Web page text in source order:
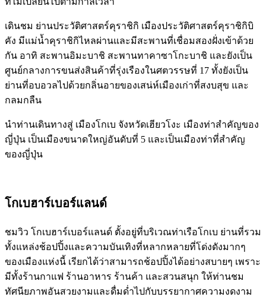
เดินชม ย่านประวัติศาสตร์คุราชิกิ เมืองประวัติศาสตร์คุราชิกิบิ
คัง มีแม่น้ำคุราชิกิไหลผ่านและมีสะพานที่เชื่อมสองฝั่งเข้าด้วย
กัน อาทิ สะพานอิมะบาชิ สะพานทาคาซาโกะบาชิ และยังเป็น
ศูนย์กลางการขนส่งสินค้าที่รุ่งเรืองในศตวรรษที่ 17 ทั้งยังเป็น
ย่านที่อบอวลไปด้วยกลิ่นอายของเสน่ห์เมืองเก่าที่สงบสุข และ
กลมกลืน
นำท่านเดินทางสู่ เมืองโกเบ จังหวัดเฮียวโงะ เมืองท่าสำคัญของ
ญี่ปุ่น เป็นเมืองขนาดใหญ่อันดับที่ 5 และเป็นเมืองท่าที่สำคัญ
ของญี่ปุ่น
โกเบฮาร์เบอร์แลนด์
ชมวิว โกเบฮาร์เบอร์แลนด์ ตั้งอยู่ที่บริเวณท่าเรือโกเบ ย่านที่รวม
ทั้งแหล่งช้อปปิ้งและความบันเทิงที่หลากหลายที่โด่งดังมากๆ
ของเมืองแห่งนี้ เรียกได้ว่าสามารถช้อปปิ้งได้อย่างสบายๆ เพราะ
มีทั้งร้านกาแฟ ร้านอาหาร ร้านค้า และสวนสนุก ให้ท่านชม
ทัศนียภาพอันสวยงามและดื่มด่ำไปกับบรรยากาศความงดงาม